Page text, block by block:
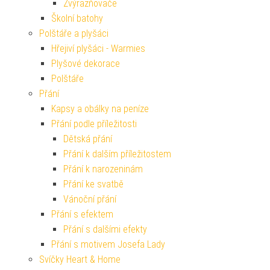
Zvýrazňovače
Školní batohy
Polštáře a plyšáci
Hřejiví plyšáci - Warmies
Plyšové dekorace
Polštáře
Přání
Kapsy a obálky na peníze
Přání podle příležitosti
Dětská přání
Přání k dalším příležitostem
Přání k narozeninám
Přání ke svatbě
Vánoční přání
Přání s efektem
Přání s dalšími efekty
Přání s motivem Josefa Lady
Svíčky Heart & Home